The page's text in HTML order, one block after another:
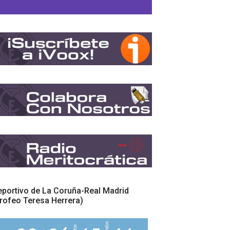
de La Coruña-Real Madrid
Teresa Herrera)